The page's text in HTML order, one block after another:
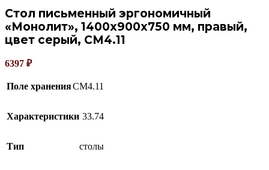
Стол письменный эргономичный
«Монолит», 1400х900х750 мм, правый,
цвет серый, СМ4.11
6397 ₽
Поле храненияСМ4.11
Характеристики 33.74
Тип столы